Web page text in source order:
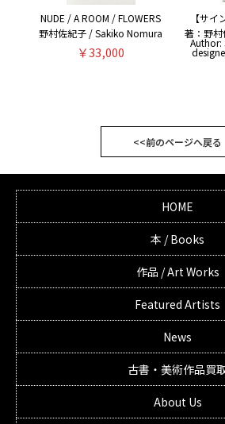
NUDE / A ROOM / FLOWERS
野村佐紀子 / Sakiko Nomura
￥33,000
【サ
著：野
Author:
<<前のページへ戻る
HOME
本 / Books
作品 / Art Works
Featured Artists
News
古書・美術作品買
About Us